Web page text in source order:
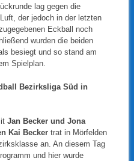
lag gegen die
der jedoch in der letzten
Eckball noch
wurden die beiden
besiegt und so stand am
Spielplan.
Bezirksliga Süd in
Jan Becker und Jona
Kai Beckertrat in Mörfelden
an. An diesem Tag
und hier wurde